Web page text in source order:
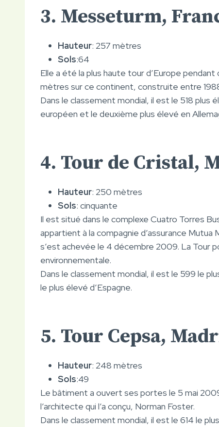
3. Messeturm,
Hauteur: 257 mètres
Sols:64
Elle a été la plus haute tour d’Europe
mètres sur ce continent, construite entre
Dans le classement mondial, il est le 518 plus
européen et le deuxième plus élevé en
4. Tour de Cristal,
Hauteur: 250 mètres
Sols: cinquante
Il est situé dans le complexe Cuatro Torres
appartient à la compagnie d’assurance
s’est achevée le 4 décembre 2009. La Tour
environnementale.
Dans le classement mondial, il est le 599 le
le plus élevé d’Espagne.
5. Tour Cepsa,
Hauteur: 248 mètres
Sols:49
Le bâtiment a ouvert ses portes le 5 mai
l’architecte qui l’a conçu, Norman Foster.
Dans le classement mondial, il est le 614 le